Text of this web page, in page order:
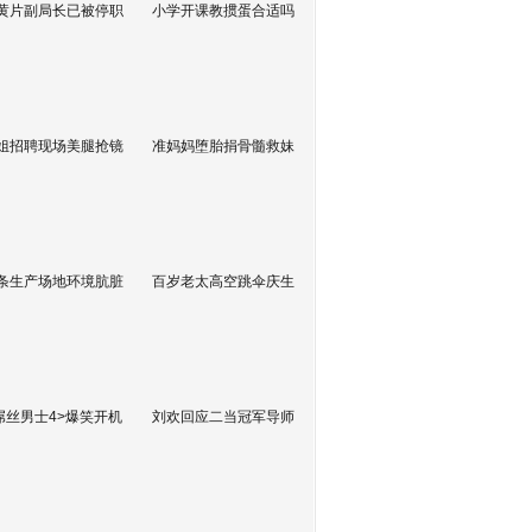
片副局长已被停职 小学开课教掼蛋合适吗
招聘现场美腿抢镜 准妈妈堕胎捐骨髓救妹
生产场地环境肮脏 百岁老太高空跳伞庆生
丝男士4>爆笑开机 刘欢回应二当冠军导师